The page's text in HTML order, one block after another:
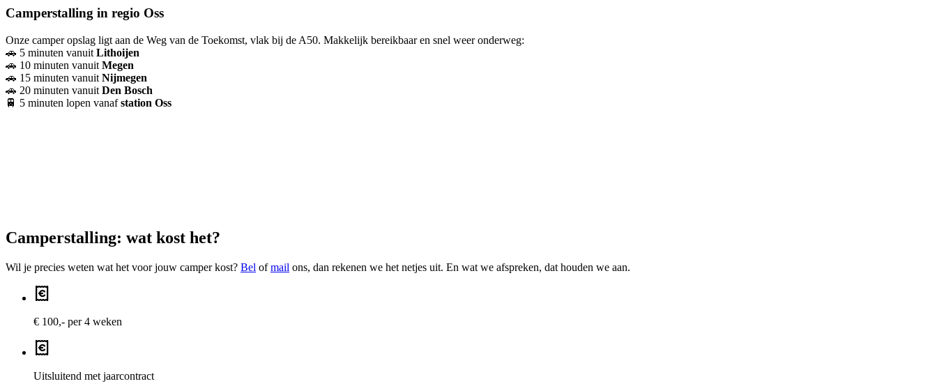
Camperstalling in regio Oss
Onze camper opslag ligt aan de Weg van de Toekomst, vlak bij de A50. Makkelijk bereikbaar en snel weer onderweg:
🚗 5 minuten vanuit Lithoijen
🚗 10 minuten vanuit Megen
🚗 15 minuten vanuit Nijmegen
🚗 20 minuten vanuit Den Bosch
🚆 5 minuten lopen vanafstation Oss
Camperstalling: wat kost het?
Wil je precies weten wat het voor jouw camper kost? Bel ofmail ons, dan rekenen we het netjes uit. En wat we afspreken, dat houden we aan.
€ 100,- per 4 weken
Uitsluitend met jaarcontract